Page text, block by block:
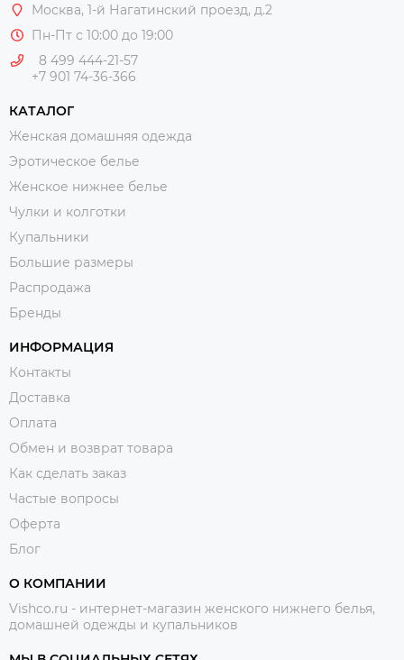
Москва, 1-й Нагатинский проезд, д.2
Пн-Пт с 10:00 до 19:00
8 499 444-21-57
+7 901 74-36-366
КАТАЛОГ
Женская домашняя одежда
Эротическое белье
Женское нижнее белье
Чулки и колготки
Купальники
Большие размеры
Распродажа
Бренды
ИНФОРМАЦИЯ
Контакты
Доставка
Оплата
Обмен и возврат товара
Как сделать заказ
Частые вопросы
Оферта
Блог
О КОМПАНИИ
Vishco.ru - интернет-магазин женского нижнего белья,
домашней одежды и купальников